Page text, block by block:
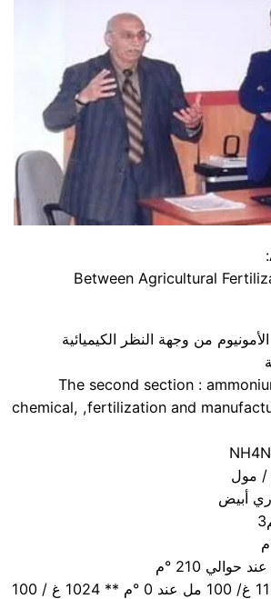
Between Agricultural
من وجهة النظر الكيميائية
The second section :
chemical, ,fertilization and
أبيض
210 °م
الذوبانية في الماء : 118 غ/ 100 مل عند 0 °م ** 1024 غ / 100